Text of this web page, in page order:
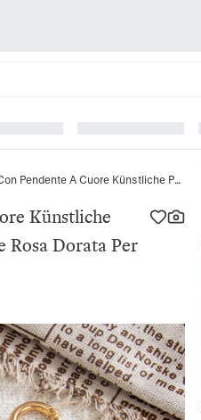
Portachiavi Per Borsa Con Pendente A Cuore Künstliche Perle Imitazione Künstliche Perle Acriliche Rosa Dorata Per Decorazione Borsa Stile Romantico
Künstliche
Rosa Dorata Per